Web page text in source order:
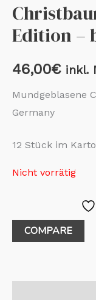
Edition –
46,00€ inkl.
Mundgeblasene
Germany
12 Stück im
Nicht vorrätig
COMPARE